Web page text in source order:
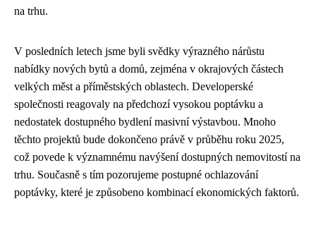
na trhu.
V posledních letech jsme byli svědky výrazného nárůstu
nabídky nových bytů a domů, zejména v okrajových částech
velkých měst a příměstských oblastech. Developerské
společnosti reagovaly na předchozí vysokou poptávku a
nedostatek dostupného bydlení masivní výstavbou. Mnoho
těchto projektů bude dokončeno právě v průběhu roku 2025,
což povede k významnému navýšení dostupných nemovitostí na
trhu. Současně s tím pozorujeme postupné ochlazování
poptávky, které je způsobeno kombinací ekonomických faktorů.